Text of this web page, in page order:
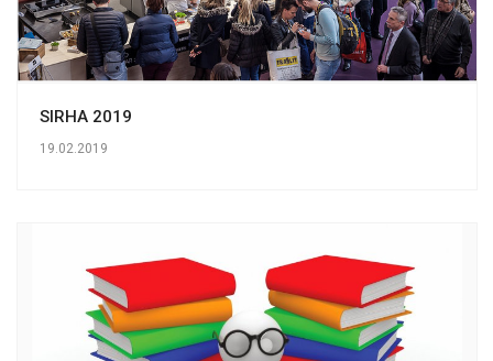
SIRHA 2019
19.02.2019